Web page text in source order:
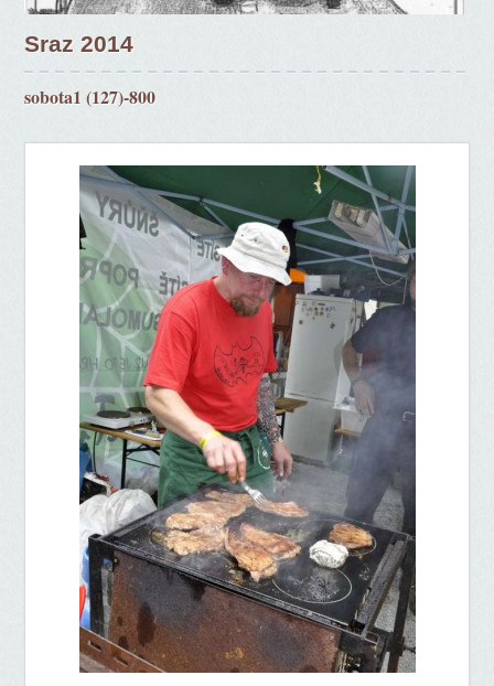
Sraz 2014
sobota1 (127)-800